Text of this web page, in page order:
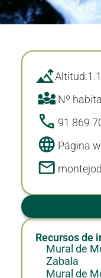
Altitud:
Nº
91 869
Página
Recursos de
Mural de
Zabala
Mural de